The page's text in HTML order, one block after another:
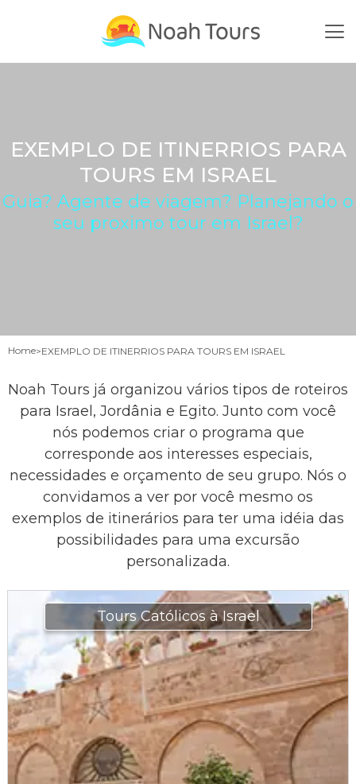
EXEMPLO DE ITINERRIOS PARA
TOURS EM ISRAEL
Guia? Agente de viagem? Planejando o
seu proximo tour em Israel?
Home EXEMPLO DE ITINERRIOS PARA TOURS EM ISRAEL
Noah Tours já organizou vários tipos de roteiros
para Israel, Jordânia e Egito. Junto com você
nós podemos criar o programa que
corresponde aos interesses especiais,
necessidades e orçamento de seu grupo. Nós o
convidamos a ver por você mesmo os
exemplos de itinerários para ter uma idéia das
possibilidades para uma excursão
personalizada.
Tours Católicos à Israel